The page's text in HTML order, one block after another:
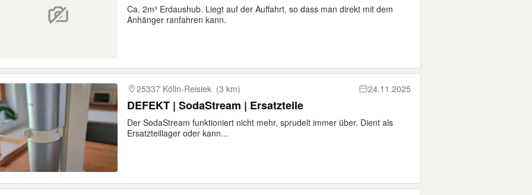
Ca. 2m³ Erdaushub. Liegt auf der Auffahrt, so dass man direkt mit dem
Anhänger ranfahren kann.
25337 Kölln-Reisiek (3 km) 24.11.2025
DEFEKT | SodaStream | Ersatzteile
Der SodaStream funktioniert nicht mehr, sprudelt immer über. Dient als
Ersatzteillager oder kann...